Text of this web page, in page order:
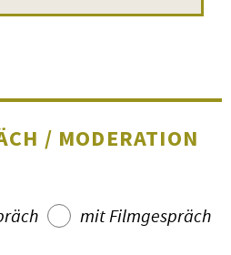
/ MODERATION
mit Filmgespräch